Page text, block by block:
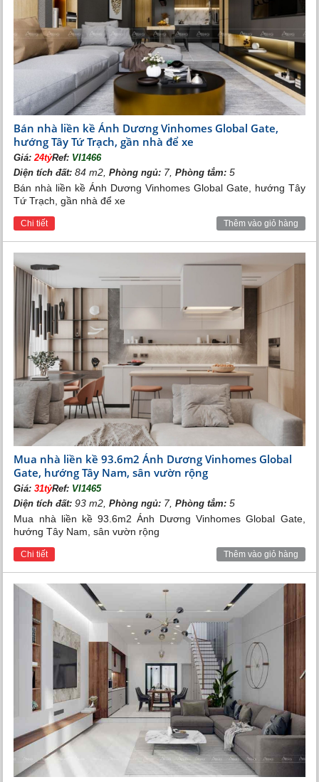
Bán nhà liền kề Ánh Dương Vinhomes Global Gate,
hướng Tây Tứ Trạch, gần nhà để xe
Giá:24tỷRef: VI1466
Diện tích đất: 84 m2,Phòng ngủ: 7,Phòng tắm: 5
Bán nhà liền kề Ánh Dương Vinhomes Global Gate, hướng Tây
Tứ Trạch, gần nhà để xe
Chi tiết Thêm vào giỏ hàng
Mua nhà liền kề 93.6m2 Ánh Dương Vinhomes Global
Gate, hướng Tây Nam, sân vườn rộng
Giá:31tỷRef: VI1465
Diện tích đất: 93 m2,Phòng ngủ: 7,Phòng tắm: 5
Mua nhà liền kề 93.6m2 Ánh Dương Vinhomes Global Gate,
hướng Tây Nam, sân vườn rộng
Chi tiết Thêm vào giỏ hàng